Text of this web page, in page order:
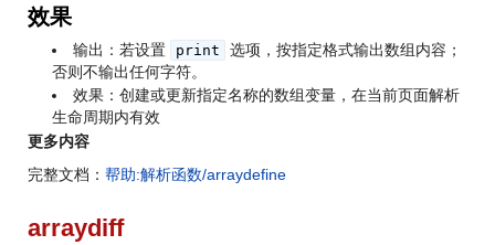
效果
输出：若设置 print
选项，按指定格式输出数组内容；
否则不输出任何字符。
效果：创建或更新指定名称的数组变量，在当前页面解析
生命周期内有效
更多内容
完整文档： 帮助:解析函数/arraydefine
arraydiff